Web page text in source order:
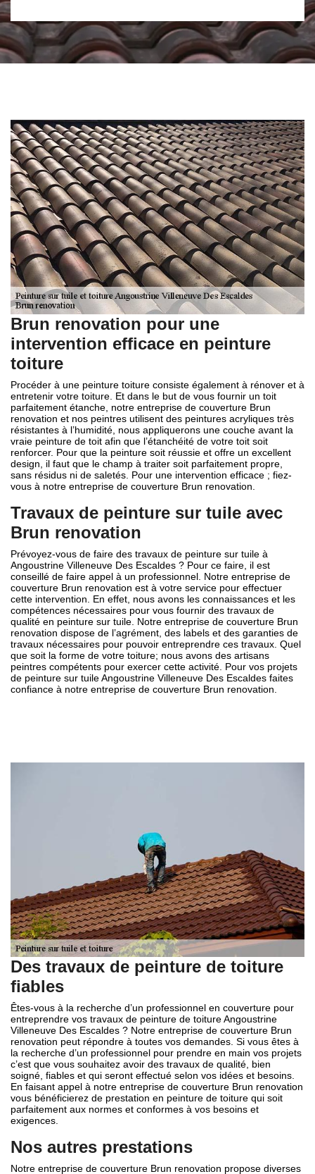
Brun renovation pour une
intervention efficace en peinture
toiture
Procéder à une peinture toiture consiste également à rénover et à
entretenir votre toiture. Et dans le but de vous fournir un toit
parfaitement étanche, notre entreprise de couverture Brun
renovation et nos peintres utilisent des peintures acryliques très
résistantes à l’humidité, nous appliquerons une couche avant la
vraie peinture de toit afin que l’étanchéité de votre toit soit
renforcer. Pour que la peinture soit réussie et offre un excellent
design, il faut que le champ à traiter soit parfaitement propre,
sans résidus ni de saletés. Pour une intervention efficace ; fiez-
vous à notre entreprise de couverture Brun renovation.
Travaux de peinture sur tuile avec
Brun renovation
Prévoyez-vous de faire des travaux de peinture sur tuile à
Angoustrine Villeneuve Des Escaldes ? Pour ce faire, il est
conseillé de faire appel à un professionnel. Notre entreprise de
couverture Brun renovation est à votre service pour effectuer
cette intervention. En effet, nous avons les connaissances et les
compétences nécessaires pour vous fournir des travaux de
qualité en peinture sur tuile. Notre entreprise de couverture Brun
renovation dispose de l’agrément, des labels et des garanties de
travaux nécessaires pour pouvoir entreprendre ces travaux. Quel
que soit la forme de votre toiture; nous avons des artisans
peintres compétents pour exercer cette activité. Pour vos projets
de peinture sur tuile Angoustrine Villeneuve Des Escaldes faites
confiance à notre entreprise de couverture Brun renovation.
Des travaux de peinture de toiture
fiables
Êtes-vous à la recherche d’un professionnel en couverture pour
entreprendre vos travaux de peinture de toiture Angoustrine
Villeneuve Des Escaldes ? Notre entreprise de couverture Brun
renovation peut répondre à toutes vos demandes. Si vous êtes à
la recherche d’un professionnel pour prendre en main vos projets
c’est que vous souhaitez avoir des travaux de qualité, bien
soigné, fiables et qui seront effectué selon vos idées et besoins.
En faisant appel à notre entreprise de couverture Brun renovation
vous bénéficierez de prestation en peinture de toiture qui soit
parfaitement aux normes et conformes à vos besoins et
exigences.
Nos autres prestations
Notre entreprise de couverture Brun renovation propose diverses